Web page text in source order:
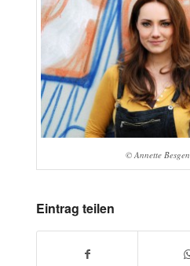
© Annette Besgen
Eintrag teilen